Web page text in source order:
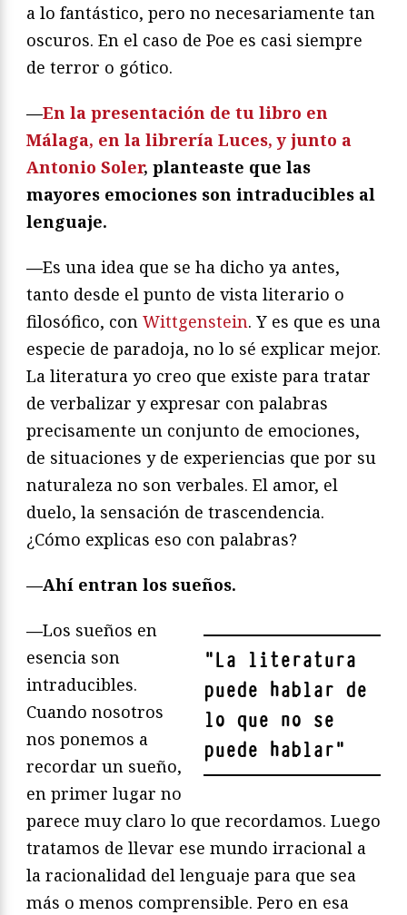
a lo fantástico, pero no necesariamente tan
oscuros. En el caso de Poe es casi siempre
de terror o gótico.
—En la presentación de tu libro en
Málaga, en la librería Luces, y junto a
Antonio Soler, planteaste que las
mayores emociones son intraducibles al
lenguaje.
—Es una idea que se ha dicho ya antes,
tanto desde el punto de vista literario o
filosófico, con Wittgenstein. Y es que es una
especie de paradoja, no lo sé explicar mejor.
La literatura yo creo que existe para tratar
de verbalizar y expresar con palabras
precisamente un conjunto de emociones,
de situaciones y de experiencias que por su
naturaleza no son verbales. El amor, el
duelo, la sensación de trascendencia.
¿Cómo explicas eso con palabras?
—Ahí entran los sueños.
"La literatura
puede hablar de
lo que no se
puede hablar"
—Los sueños en
esencia son
intraducibles.
Cuando nosotros
nos ponemos a
recordar un sueño,
en primer lugar no
parece muy claro lo que recordamos. Luego
tratamos de llevar ese mundo irracional a
la racionalidad del lenguaje para que sea
más o menos comprensible. Pero en esa